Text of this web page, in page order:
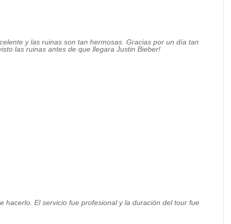
y las ruinas son tan hermosas. Gracias por un día tan
las ruinas antes de que llegara Justin Bieber!
hacerlo. El servicio fue profesional y la duración del tour fue